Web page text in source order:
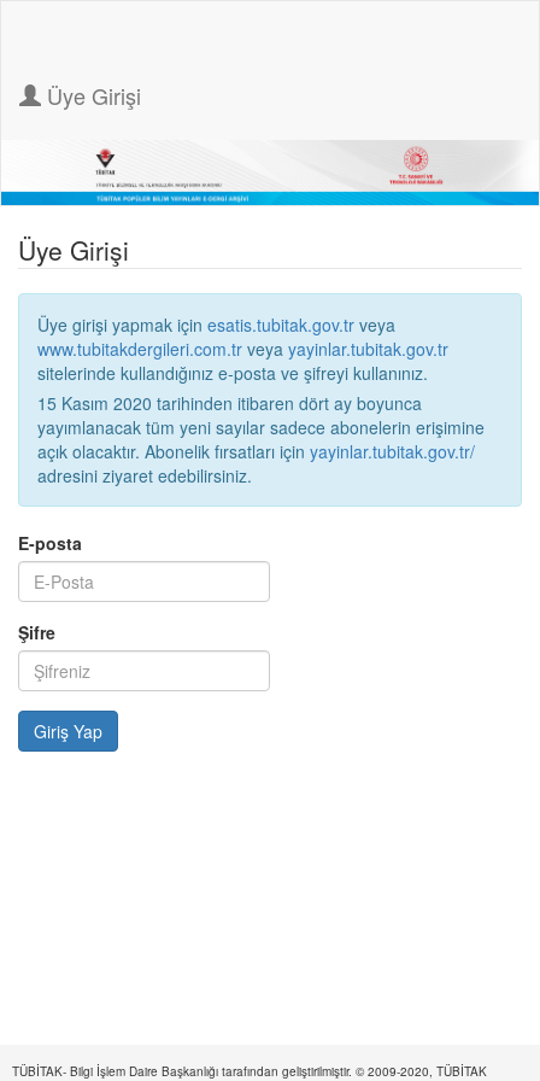
Üye Girişi
Üye Girişi
Üye girişi yapmak için esatis.tubitak.gov.tr veya
www.tubitakdergileri.com.tr veya yayinlar.tubitak.gov.tr
sitelerinde kullandığınız e-posta ve şifreyi kullanınız.
15 Kasım 2020 tarihinden itibaren dört ay boyunca
yayımlanacak tüm yeni sayılar sadece abonelerin erişimine
açık olacaktır. Abonelik fırsatları için yayinlar.tubitak.gov.tr/
adresini ziyaret edebilirsiniz.
E-posta
Şifre
TÜBİTAK- Bilgi İşlem Daire Başkanlığı tarafından geliştirilmiştir. © 2009-2020, TÜBİTAK